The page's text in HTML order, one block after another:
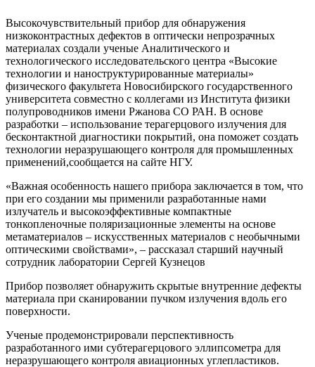
Высокочувствительный прибор для обнаружения
низкоконтрастных дефектов в оптически непрозрачных
материалах создали ученые Аналитического и
технологического исследовательского центра «Высокие
технологии и наноструктурированные материалы»
физического факультета Новосибирского государственного
университета совместно с коллегами из Института физики
полупроводников имени Ржанова СО РАН. В основе
разработки – использование терагерцового излучения для
бесконтактной диагностики покрытий, она поможет создать
технологии неразрушающего контроля для промышленных
применений,сообщается на сайте НГУ.
«Важная особенность нашего прибора заключается в том, что
при его создании мы применили разработанные нами
излучатель и высокоэффективные компактные
тонкопленочные поляризационные элементы на основе
метаматериалов – искусственных материалов с необычными
оптическими свойствами», – рассказал старший научный
сотрудник лаборатории Сергей Кузнецов
Прибор позволяет обнаружить скрытые внутренние дефекты
материала при сканировании пучком излучения вдоль его
поверхности.
Ученые продемонстрировали перспективность
разработанного ими субтерагерцового эллипсометра для
неразрушающего контроля авиационных углепластиков.